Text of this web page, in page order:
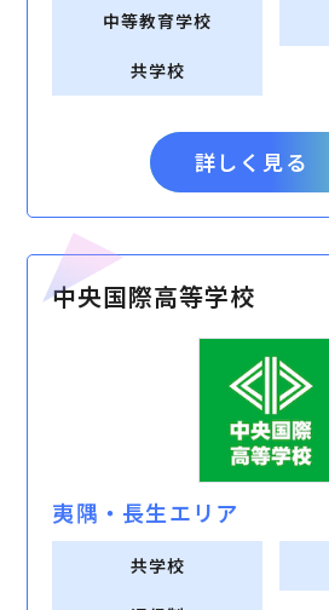
中等教育学校
共学校
詳しく見る
中央国際高等学校
夷隅・⻑⽣エリア
共学校